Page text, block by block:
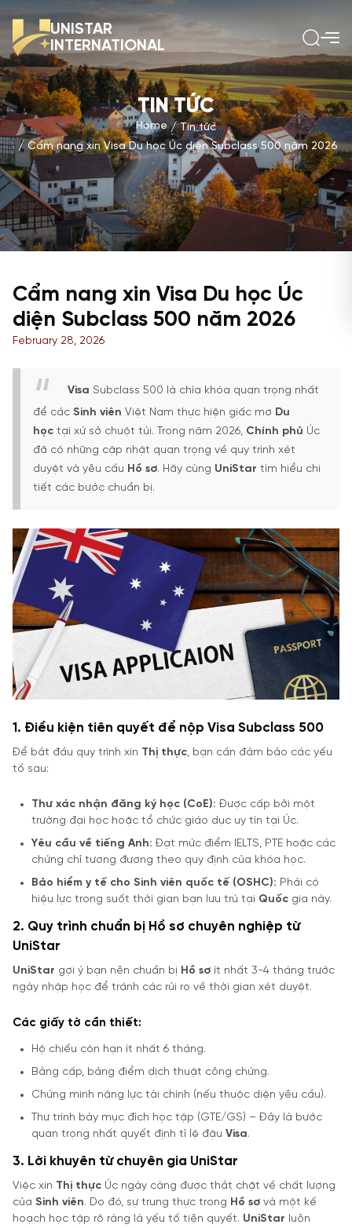
UNISTAR
INTERNATIONAL
TIN TỨC
Home
Tin tức
Cẩm nang xin Visa Du học Úc diện Subclass 500 năm 2026
Cẩm nang xin Visa Du học Úc
diện Subclass 500 năm 2026
February 28, 2026
Visa Subclass 500 là chìa khóa quan trọng nhất
để các Sinh viên Việt Nam thực hiện giấc mơ Du
học tại xứ sở chuột túi. Trong năm 2026, Chính phủ Úc
đã có những cập nhật quan trọng về quy trình xét
duyệt và yêu cầu Hồ sơ. Hãy cùng UniStar tìm hiểu chi
tiết các bước chuẩn bị.
1. Điều kiện tiên quyết để nộp Visa Subclass 500
Để bắt đầu quy trình xin Thị thực, bạn cần đảm bảo các yếu
tố sau:
Thư xác nhận đăng ký học (CoE): Được cấp bởi một
trường đại học hoặc tổ chức giáo dục uy tín tại Úc.
Yêu cầu về tiếng Anh: Đạt mức điểm IELTS, PTE hoặc các
chứng chỉ tương đương theo quy định của khóa học.
Bảo hiểm y tế cho Sinh viên quốc tế (OSHC): Phải có
hiệu lực trong suốt thời gian bạn lưu trú tại Quốc gia này.
2. Quy trình chuẩn bị Hồ sơ chuyên nghiệp từ
UniStar
UniStar gợi ý bạn nên chuẩn bị Hồ sơ ít nhất 3-4 tháng trước
ngày nhập học để tránh các rủi ro về thời gian xét duyệt.
Các giấy tờ cần thiết:
Hộ chiếu còn hạn ít nhất 6 tháng.
Bằng cấp, bảng điểm dịch thuật công chứng.
Chứng minh năng lực tài chính (nếu thuộc diện yêu cầu).
Thư trình bày mục đích học tập (GTE/GS) – Đây là bước
quan trọng nhất quyết định tỉ lệ đậu Visa.
3. Lời khuyên từ chuyên gia UniStar
Việc xin Thị thực Úc ngày càng được thắt chặt về chất lượng
của Sinh viên. Do đó, sự trung thực trong Hồ sơ và một kế
hoạch học tập rõ ràng là yếu tố tiên quyết. UniStar luôn